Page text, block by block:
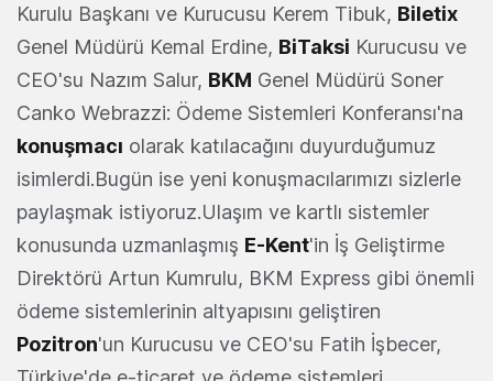
Kurulu Başkanı ve Kurucusu Kerem Tibuk, Biletix
Genel Müdürü Kemal Erdine, BiTaksi Kurucusu ve
CEO'su Nazım Salur, BKM Genel Müdürü Soner
Canko Webrazzi: Ödeme Sistemleri Konferansı'na
konuşmacı olarak katılacağını duyurduğumuz
isimlerdi.Bugün ise yeni konuşmacılarımızı sizlerle
paylaşmak istiyoruz.Ulaşım ve kartlı sistemler
konusunda uzmanlaşmış E-Kent'in İş Geliştirme
Direktörü Artun Kumrulu, BKM Express gibi önemli
ödeme sistemlerinin altyapısını geliştiren
Pozitron'un Kurucusu ve CEO'su Fatih İşbecer,